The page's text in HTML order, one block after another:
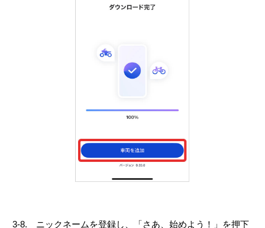
3-8. ニックネームを登録し、「さあ、始めよう！」を押下